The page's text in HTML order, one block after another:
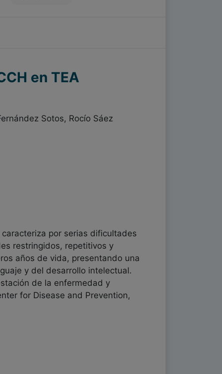
en TEA
Sotos, Rocío Sáez
por serias dificultades
restringidos, repetitivos y
años de vida, presentando una
y del desarrollo intelectual.
de la enfermedad y
for Disease and Prevention,